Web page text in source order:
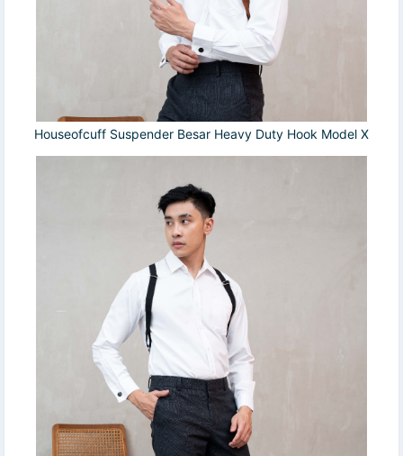
Houseofcuff Suspender Besar Heavy Duty Hook Model X